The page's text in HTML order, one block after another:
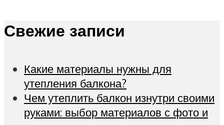
Свежие записи
Какие материалы нужны для
утепления балкона?
Чем утеплить балкон изнутри своими
руками: выбор материалов с фото и